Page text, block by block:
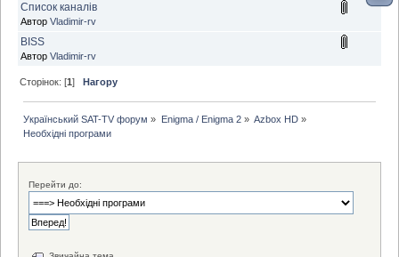
Cписок каналів
Автор Vladimir-rv
BISS
Автор Vladimir-rv
Сторінок: [1]Нагору
Український SAT-TV форум » Enigma / Enigma 2» Azbox HD»
Необхідні програми
Перейти до: